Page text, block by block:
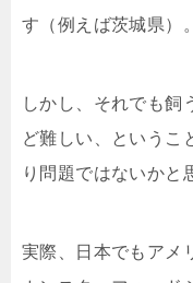
す（例えば茨城県）。
しかし、それでも飼
ど難しい、というこ
り問題ではないかと
実際、日本でもアメ